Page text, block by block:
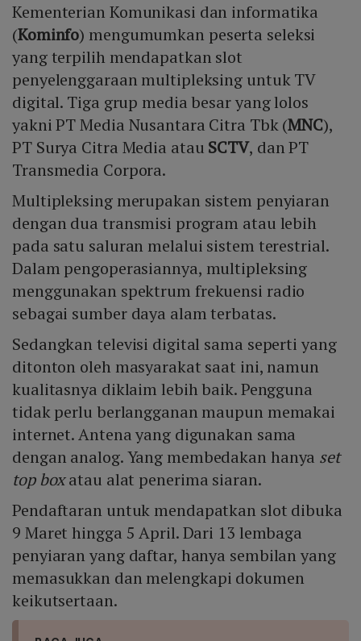
Kementerian Komunikasi dan informatika
(Kominfo) mengumumkan peserta seleksi
yang terpilih mendapatkan slot
penyelenggaraan multipleksing untuk TV
digital. Tiga grup media besar yang lolos
yakni PT Media Nusantara Citra Tbk (MNC),
PT Surya Citra Media atau SCTV, dan PT
Transmedia Corpora.
Multipleksing merupakan sistem penyiaran
dengan dua transmisi program atau lebih
pada satu saluran melalui sistem terestrial.
Dalam pengoperasiannya, multipleksing
menggunakan spektrum frekuensi radio
sebagai sumber daya alam terbatas.
Sedangkan televisi digital sama seperti yang
ditonton oleh masyarakat saat ini, namun
kualitasnya diklaim lebih baik. Pengguna
tidak perlu berlangganan maupun memakai
internet. Antena yang digunakan sama
dengan analog. Yang membedakan hanya set
top boxatau alat penerima siaran.
Pendaftaran untuk mendapatkan slot dibuka
9 Maret hingga 5 April. Dari 13 lembaga
penyiaran yang daftar, hanya sembilan yang
memasukkan dan melengkapi dokumen
keikutsertaan.